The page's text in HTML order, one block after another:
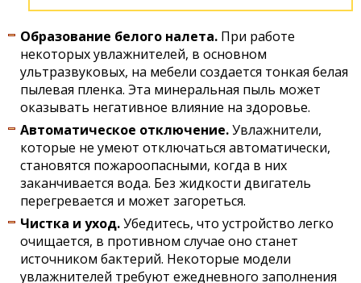
Образование белого налета. При работе
некоторых увлажнителей, в основном
ультразвуковых, на мебели создается тонкая белая
пылевая пленка. Эта минеральная пыль может
оказывать негативное влияние на здоровье.
Автоматическое отключение.Увлажнители,
которые не умеют отключаться автоматически,
становятся пожароопасными, когда в них
заканчивается вода. Без жидкости двигатель
перегревается и может загореться.
Чистка и уход.Убедитесь, что устройство легко
очищается, в противном случае оно станет
источником бактерий. Некоторые модели
увлажнителей требуют ежедневного заполнения